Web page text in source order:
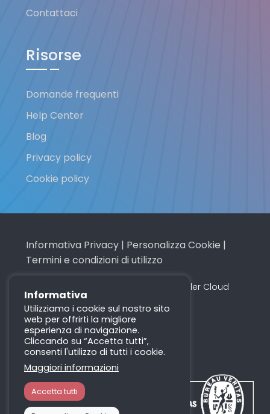
Contattaci
Risorse
Domande frequenti
Help Center
Blog
Privacy policy
Cookie policy
Informativa Privacy| Personalizza Cookie |
Termini e condizioni di utilizzo
in Italy © 2016 - 2026 Profiler Cloud
Visita i nostri social
Informativa
Utilizziamo i cookie sul nostro sito
web per offrirti la migliore
esperienza di navigazione.
Cliccando su “Accetta tutti”,
consenti l'utilizzo di tutti i cookie.
Maggiori informazioni
Accetta tutti